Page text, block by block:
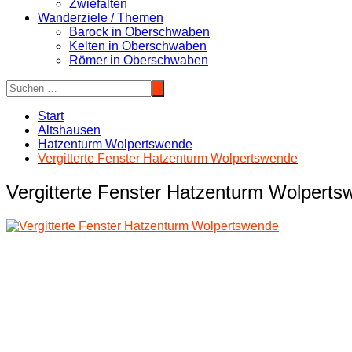
Zwiefalten
Wanderziele / Themen
Barock in Oberschwaben
Kelten in Oberschwaben
Römer in Oberschwaben
Start
Altshausen
Hatzenturm Wolpertswende
Vergitterte Fenster Hatzenturm Wolpertswende
Vergitterte Fenster Hatzenturm